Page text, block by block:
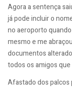
Agora a sentença
já pode incluir o
no aeroporto
mesmo e me
documentos
todos os amigos
Afastado dos palcos